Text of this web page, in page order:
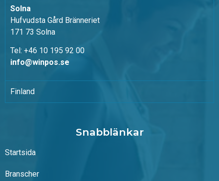
Solna
Hufvudsta Gård Bränneriet
171 73 Solna
Tel: +46 10 195 92 00
info@winpos.se
Finland
Snabblänkar
Startsida
Branscher